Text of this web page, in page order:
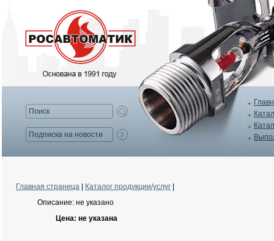
Главная страница Каталог продукции/услуг
Описание: не указано
Цена: не указана